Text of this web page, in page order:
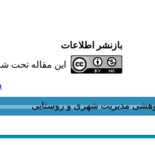
بازنشر اطلاعات
این مقاله تحت